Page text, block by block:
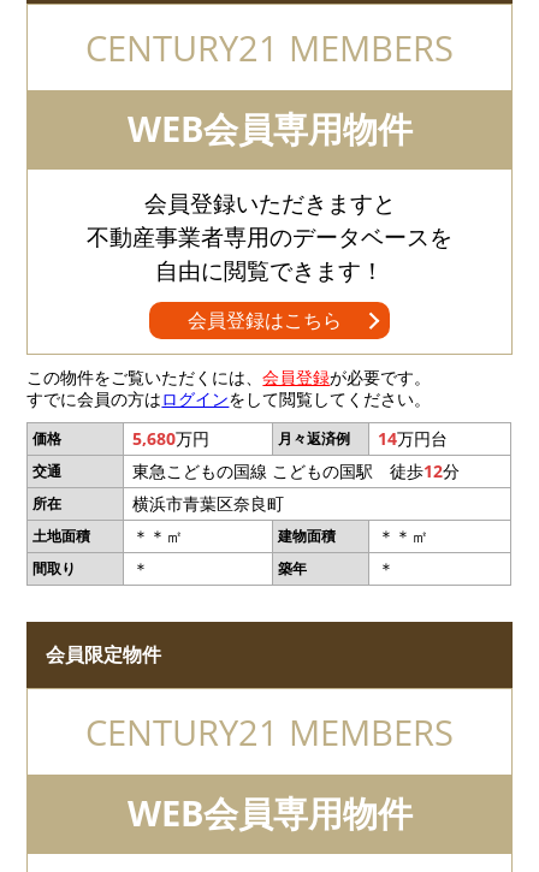
CENTURY21 MEMBERS
WEB会員専用物件
会員登録いただきますと
不動産事業者専用のデータベースを
自由に閲覧できます！
会員登録はこちら
この物件をご覧いただくには、会員登録が必要です。
すでに会員の方はログインをして閲覧してください。
価格 5,680万円 月々返済例 14万円台
交通 東急こどもの国線 こどもの国駅 徒歩12分
所在 横浜市青葉区奈良町
土地面積 ＊＊㎡ 建物面積 ＊＊㎡
間取り ＊ 築年 ＊
会員限定物件
CENTURY21 MEMBERS
WEB会員専用物件